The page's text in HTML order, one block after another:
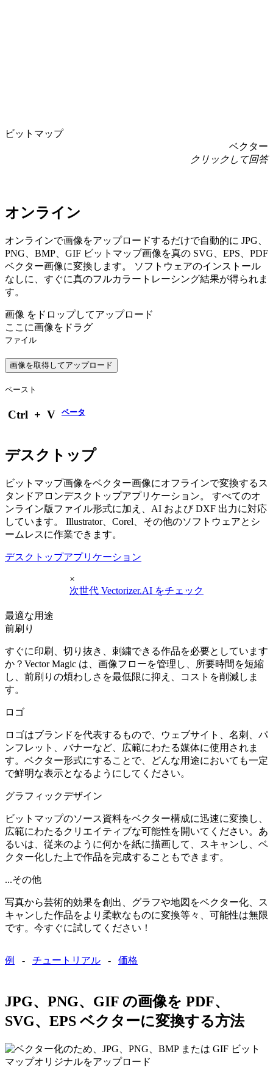
ビットマップ
ベクター
クリックして回答
オンライン
オンラインで画像をアップロードするだけで自動的に JPG、
PNG、BMP、GIF ビットマップ画像を真の SVG、EPS、PDF
ベクター画像に変換します。 ソフトウェアのインストール
なしに、すぐに真のフルカラートレーシング結果が得られま
す。
画像 をドロップしてアップロード
ここに画像をドラグ
ファイル
画像を取得してアップロード
ペースト
Ctrl + V ベータ
デスクトップ
ビットマップ画像をベクター画像にオフラインで変換するス
タンドアロンデスクトップアプリケーション。 すべてのオ
ンライン版ファイル形式に加え、AI および DXF 出力に対応
しています。 Illustrator、Corel、その他のソフトウェアとシ
ームレスに作業できます。
デスクトップアプリケーション
×
次世代 Vectorizer.AI をチェック
最適な用途
前刷り
すぐに印刷、切り抜き、刺繍できる作品を必要としています
か？Vector Magic は、画像フローを管理し、所要時間を短縮
し、前刷りの煩わしさを最低限に抑え、コストを削減しま
す。
ロゴ
ロゴはブランドを代表するもので、ウェブサイト、名刺、パ
ンフレット、バナーなど、広範にわたる媒体に使用されま
す。ベクター形式にすることで、どんな用途においても一定
で鮮明な表示となるようにしてください。
グラフィックデザイン
ビットマップのソース資料をベクター構成に迅速に変換し、
広範にわたるクリエイティブな可能性を開いてください。あ
るいは、従来のように何かを紙に描画して、スキャンし、ベ
クター化した上で作品を完成することもできます。
...その他
写真から芸術的効果を創出、グラフや地図をベクター化、ス
キャンした作品をより柔軟なものに変換等々、可能性は無限
です。今すぐに試してください！
例 - チュートリアル - 価格
JPG、PNG、GIF の画像を PDF、
SVG、EPS ベクターに変換する方法